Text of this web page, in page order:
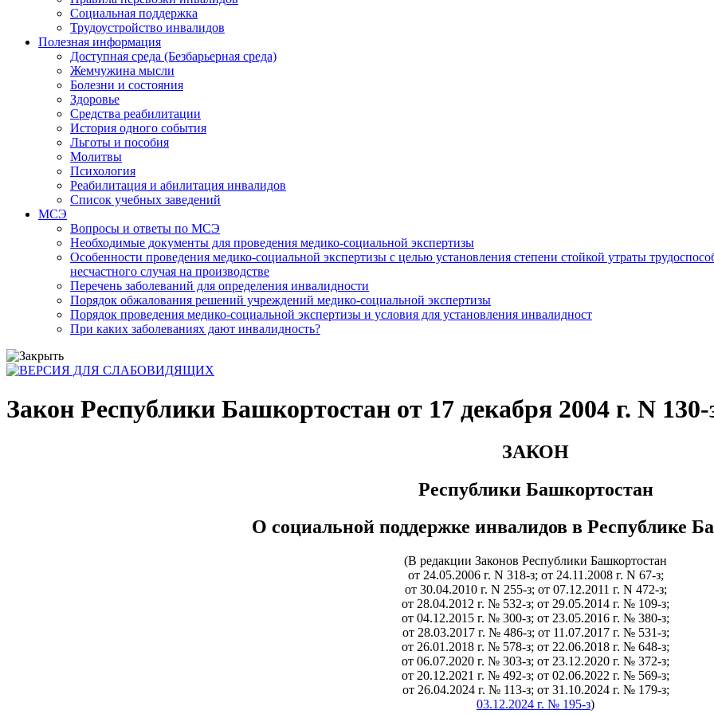
Социальная поддержка
Трудоустройство инвалидов
Полезная информация
Доступная среда (Безбарьерная среда)
Жемчужина мысли
Болезни и состояния
Здоровье
Средства реабилитации
История одного события
Льготы и пособия
Молитвы
Психология
Реабилитация и абилитация инвалидов
Список учебных заведений
МСЭ
Вопросы и ответы по МСЭ
Необходимые документы для проведения медико-социальной экспертизы
Особенности проведения медико-социальной экспертизы с целью установления степени стойкой утраты
несчастного случая на производстве
Перечень заболеваний для определения инвалидности
Порядок обжалования решений учреждений медико-социальной экспертизы
Порядок проведения медико-социальной экспертизы и условия для установления инвалидност
При каких заболеваниях дают инвалидность?
Закон Республики Башкортостан от 17 декабря 2004 г. N 130-
ЗАКОН
Республики Башкортостан
О социальной поддержке инвалидов в Республике
(В редакции Законов Республики Башкортостан
от 24.05.2006 г. N 318-з; от 24.11.2008 г. N 67-з;
от 30.04.2010 г. N 255-з; от 07.12.2011 г. N 472-з;
от 28.04.2012 г. № 532-з; от 29.05.2014 г. № 109-з;
от 04.12.2015 г. № 300-з; от 23.05.2016 г. № 380-з;
от 28.03.2017 г. № 486-з; от 11.07.2017 г. № 531-з;
от 26.01.2018 г. № 578-з; от 22.06.2018 г. № 648-з;
от 06.07.2020 г. № 303-з; от 23.12.2020 г. № 372-з;
от 20.12.2021 г. № 492-з; от 02.06.2022 г. № 569-з;
от 26.04.2024 г. № 113-з; от 31.10.2024 г. № 179-з;
03.12.2024 г. № 195-з)